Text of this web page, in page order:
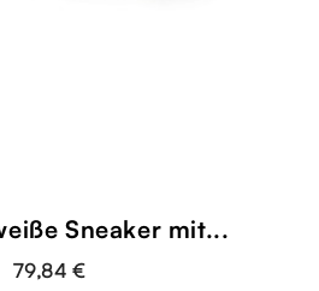
Sneaker mit...
79,84 €